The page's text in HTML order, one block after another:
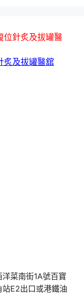
位針炙及拔罐醫
炙及拔罐醫舘
菜南街1A號百寶
E2出口或港鐵油